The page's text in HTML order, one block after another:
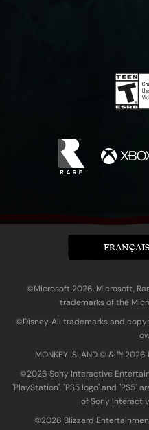
©Microsoft 2026. Microsoft,
trademarks of the
©Disney. All trademarks and
MONKEY ISLAND © & ™
©2026 Sony Interactive
"PlayStation", "PS5 logo" and
of Sony
©2026 Blizzard